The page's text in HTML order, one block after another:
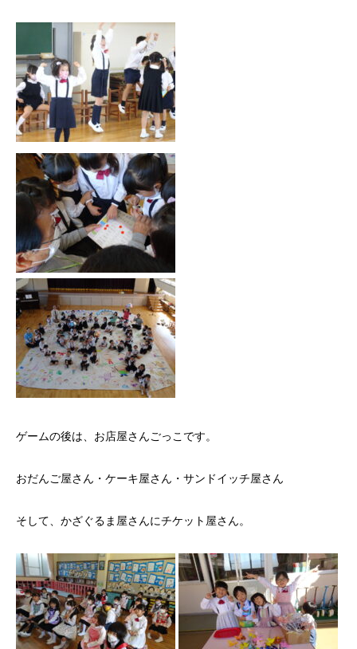
ゲームの後は、お店屋さんごっこです。
おだんご屋さん・ケーキ屋さん・サンドイッチ屋さん
そして、かざぐるま屋さんにチケット屋さん。